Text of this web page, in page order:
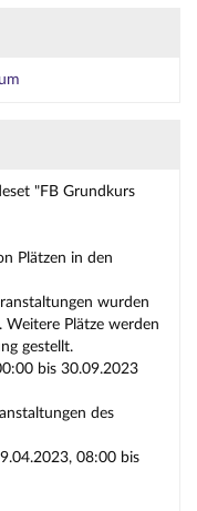
"FB Grundkurs
Plätzen in den
wurden
Plätze werden
gestellt.
bis 30.09.2023
des
08:00 bis